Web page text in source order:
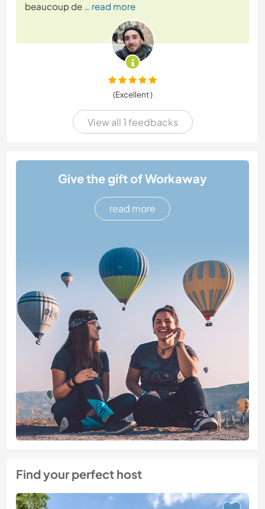
beaucoup de … read more
(Excellent )
View all 1 feedbacks
Give the gift of Workaway
read more
Find your perfect host